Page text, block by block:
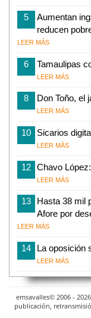
5
Aumentan
reducen
LEER MÁS
6 Tamaulipas
LEER MÁS
8 Don Toño, el
LEER MÁS
10 Sicarios
LEER MÁS
12 Chavo
LEER MÁS
13
Hasta 38 mil
Afore por
LEER MÁS
14 La oposición
LEER MÁS
emsavalles© 2006 -
publicación,